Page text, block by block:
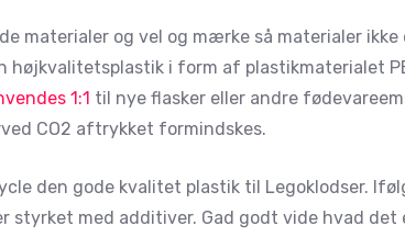
materialer og vel og mærke så materialer ikke
højkvalitetsplastik i form af plastikmaterialet
1:1 til nye flasker eller andre
CO2 aftrykket formindskes.
den gode kvalitet plastik til Legoklodser.
styrket med additiver. Gad godt vide hvad